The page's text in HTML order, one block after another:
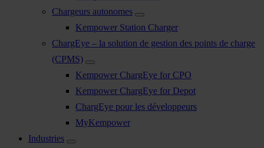
Chargeurs autonomes
Kempower Station Charger
ChargEye – la solution de gestion des points de charge
(CPMS)
Kempower ChargEye for CPO
Kempower ChargEye for Depot
ChargEye pour les développeurs
MyKempower
Industries